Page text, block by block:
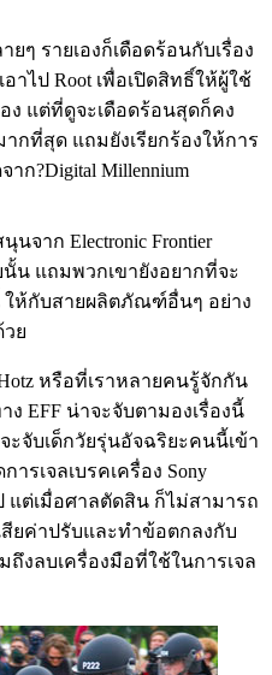
ๆ รายเองก็เดือดร้อนกับเรื่อง
าไป Root เพื่อเปิดสิทธิ์ให้ผู้ใช้
อง แต่ที่ดูจะเดือดร้อนสุดก็คง
กที่สุด แถมยังเรียกร้องให้การ
าก?Digital Millennium
จาก Electronic Frontier
นั้น แถมพวกเขายังอยากที่จะ
ห้กับสายผลิตภัณฑ์อื่นๆ อย่าง
ย
หรือที่เราหลายคนรู้จักกัน
ง EFF น่าจะจับตามองเรื่องนี้
ะจับเด็กวัยรุ่นอัจฉริยะคนนี้เข้า
ารเจลเบรคเครื่อง Sony
แต่เมื่อศาลตัดสิน ก็ไม่สามารถ
สียค่าปรับและทำข้อตกลงกับ
ถึงลบเครื่องมือที่ใช้ในการเจล